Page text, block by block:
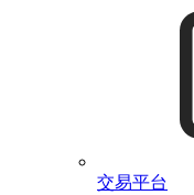
交易平台